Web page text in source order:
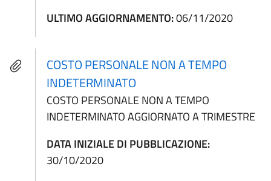
ULTIMO AGGIORNAMENTO:06/11/2020
COSTO PERSONALE NON A TEMPO
INDETERMINATO
COSTO PERSONALE NON A TEMPO
INDETERMINATO AGGIORNATO A TRIMESTRE
DATA INIZIALE DI PUBBLICAZIONE:
30/10/2020